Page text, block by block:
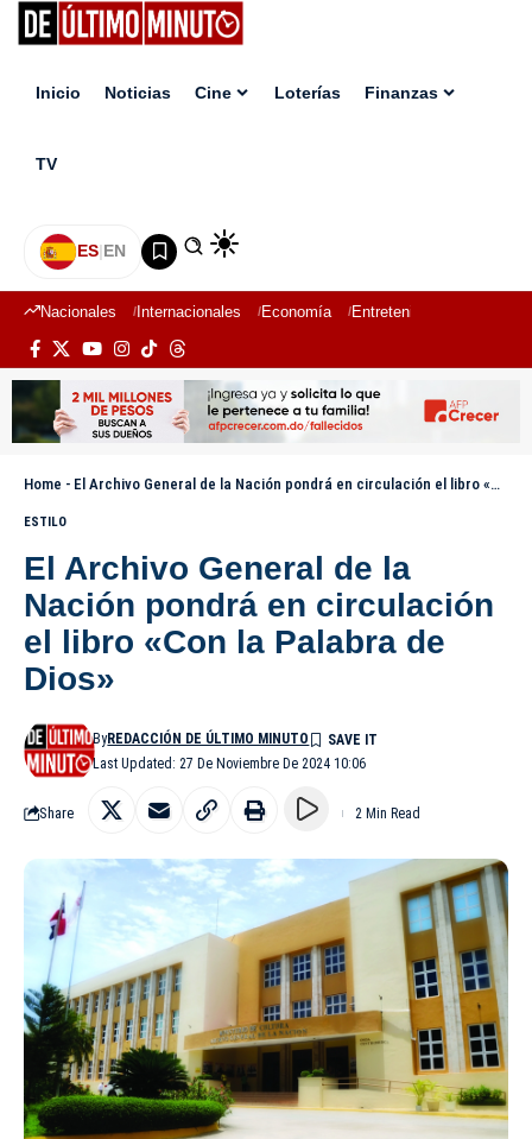
Inicio Noticias Cine Loterías Finanzas
TV
ES|EN
Nacionales Internacionales Economía Entretenimiento
Home - El Archivo General de la Nación pondrá en circulación el libro «Con la Palabra de Dios»
ESTILO
El Archivo General de la
Nación pondrá en circulación
el libro «Con la Palabra de
Dios»
Last Updated: 27 De Noviembre De 2024 10:06
ByREDACCIÓN DE ÚLTIMO MINUTO
Share 2 Min Read